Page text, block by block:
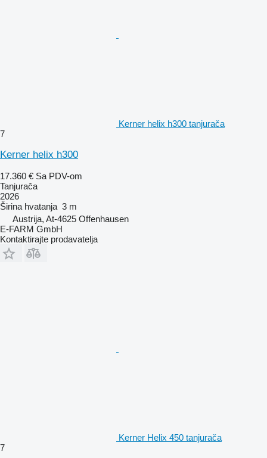
Kerner helix h300 tanjurača
7
Kerner helix h300
17.360 € Sa PDV-om
Tanjurača
2026
Širina hvatanja 3 m
Austrija, At-4625 Offenhausen
E-FARM GmbH
Kontaktirajte prodavatelja
Kerner Helix 450 tanjurača
7